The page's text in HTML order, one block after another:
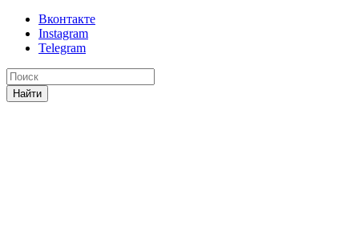
Вконтакте
Instagram
Telegram
Найти